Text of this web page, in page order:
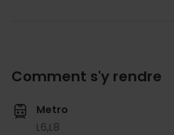
Comment s'y rendre
Metro
L6,L8